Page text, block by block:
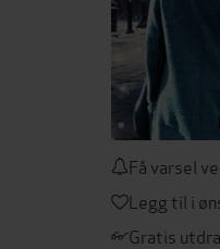
Få varsel
Legg til i
Gratis